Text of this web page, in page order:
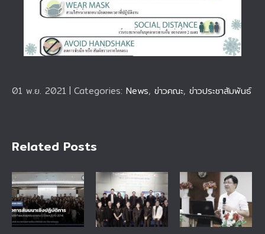
01 พ.ย. 2021 | Categories: News, ข่าวคณะ, ข่าวประชาสัมพันธ์
Related Posts